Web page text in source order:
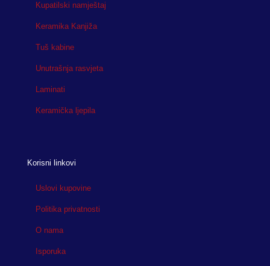
Kupatilski namještaj
Keramika Kanjiža
Tuš kabine
Unutrašnja rasvjeta
Laminati
Keramička ljepila
Korisni linkovi
Uslovi kupovine
Politika privatnosti
O nama
Isporuka